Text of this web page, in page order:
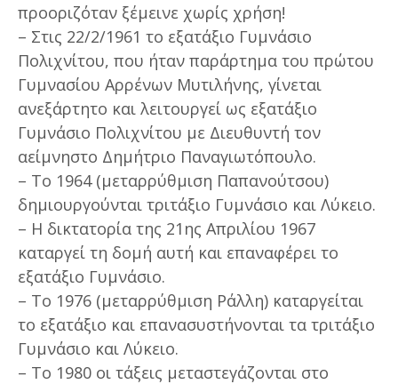
προοριζόταν ξέμεινε χωρίς χρήση!
– Στις 22/2/1961 το εξατάξιο Γυμνάσιο
Πολιχνίτου, που ήταν παράρτημα του πρώτου
Γυμνασίου Αρρένων Μυτιλήνης, γίνεται
ανεξάρτητο και λειτουργεί ως εξατάξιο
Γυμνάσιο Πολιχνίτου με Διευθυντή τον
αείμνηστο Δημήτριο Παναγιωτόπουλο.
– Το 1964 (μεταρρύθμιση Παπανούτσου)
δημιουργούνται τριτάξιο Γυμνάσιο και Λύκειο.
– Η δικτατορία της 21ης Απριλίου 1967
καταργεί τη δομή αυτή και επαναφέρει το
εξατάξιο Γυμνάσιο.
– Το 1976 (μεταρρύθμιση Ράλλη) καταργείται
το εξατάξιο και επανασυστήνονται τα τριτάξιο
Γυμνάσιο και Λύκειο.
– Το 1980 οι τάξεις μεταστεγάζονται στο